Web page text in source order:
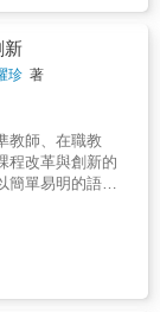
著老師的愛與信
成為學習的主
站突破了校際
實虛整合、資
國知名教育學者
言：「決定新世
內含
能力。從「動手
，看見大小創
人，找到學習的
白揭示了科技對
曼．可汗，直擊
位教學現場新
」篇章外，也
教育選擇權出
德福、自學體系
示。 & ●未
些什麼？ 提出
學習力」與
專訪、學者專
與家庭人物故
孩子」三大篇
關注的教育本
學習共同體」，
鏡？除了教與學
何翻新？真正的
透過「現況與反
子從學習中逃
觸動人心的演說
新
珍 著
教師、在職教
程改革與創新的
單易明的語言
建議，作實施
如何把理論化
學校收集的真實